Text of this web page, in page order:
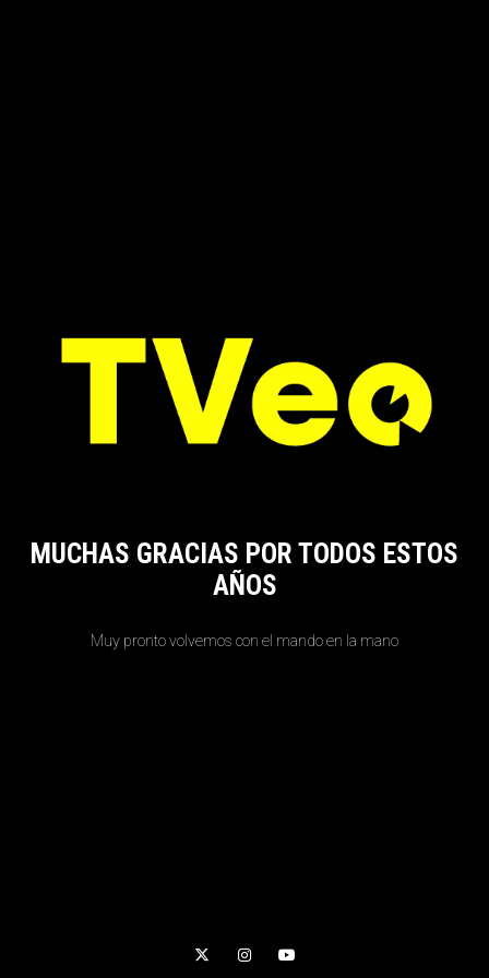
MUCHAS GRACIAS POR TODOS ESTOS
AÑOS
Muy pronto volvemos con el mando en la mano